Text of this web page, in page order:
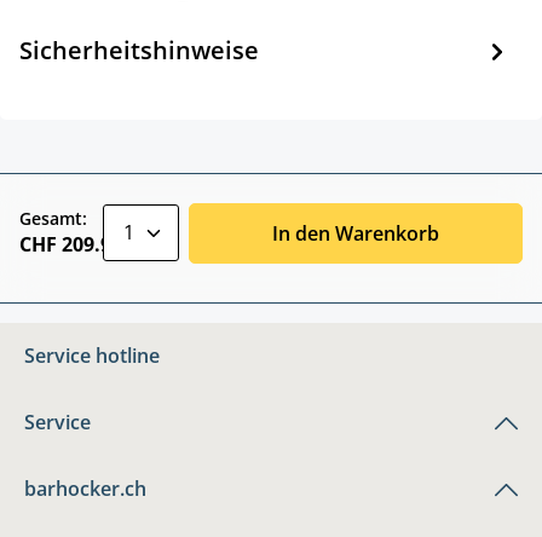
Sicherheitshinweise
Gesamt:
CHF 209.90 In den Warenkorb
Service hotline
Service
barhocker.ch